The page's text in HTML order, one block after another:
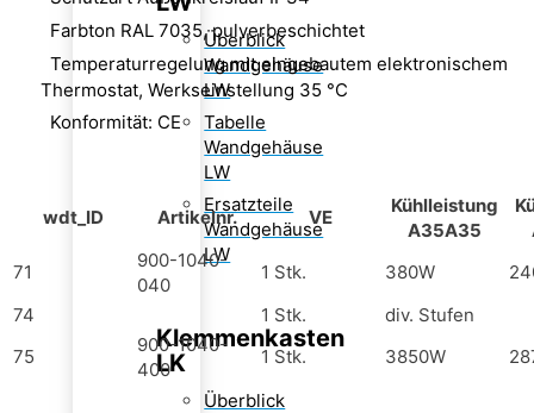
Überblick
Wandgehäuse
LW
Tabelle
Wandgehäuse
LW
Ersatzteile
Wandgehäuse
LW
Klemmenkasten
LK
Überblick
Farbton RAL 7035, pulverbeschichtet
Temperaturregelung mit eingebautem elektronischem
Thermostat, Werkseinstellung 35 °C
Konformität: CE
wdt_ID Artikelnr. VE
Kühl­leistung
A35­A35
71
900-1040-
040
1 Stk. 380W
74
1 Stk.
div. Stufen
75
900-1040-
400
1 Stk. 3850W